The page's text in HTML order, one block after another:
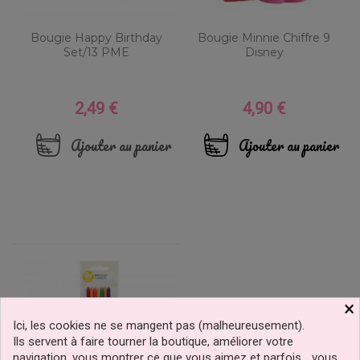
Bougie Happy Birthday
Set/13 PME
Prix
2,49 €
Ajouter au panier
Bougie Minnie Chiffre 9
Disney
Prix
4,90 €
Ajouter au panier
×
Ici, les cookies ne se mangent pas (malheureusement).
Ils servent à faire tourner la boutique, améliorer votre
navigation, vous montrer ce que vous aimez et parfois… vous